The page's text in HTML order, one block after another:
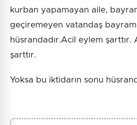
kurban yapamayan aile,
geçiremeyen vatandaş bayram
hüsrandadır.Acil eylem şarttır.
şarttır.
Yoksa bu iktidarın sonu